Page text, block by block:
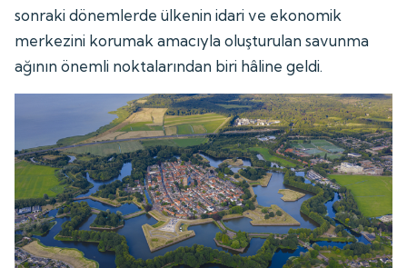
sonraki dönemlerde ülkenin idari ve ekonomik
merkezini korumak amacıyla oluşturulan savunma
ağının önemli noktalarından biri hâline geldi.